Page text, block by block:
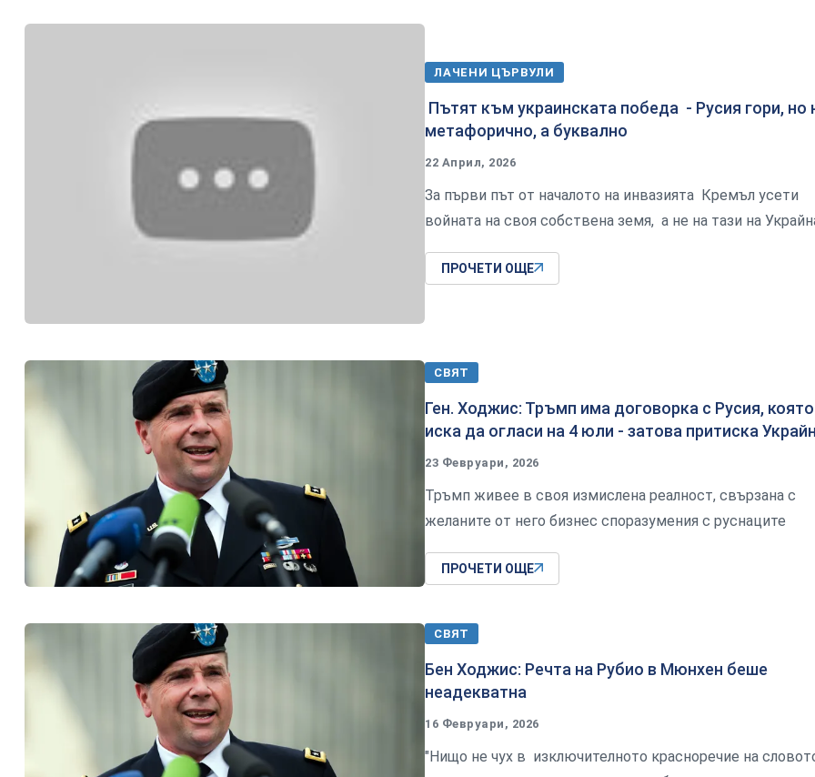
ЛАЧЕНИ ЦЪРВУЛИ
Пътят към украинската победа - Русия гори, но
метафорично, а буквално
22 Април, 2026
За първи път от началото на инвазията Кремъл усети
войната на своя собствена земя, а не на тази на
ПРОЧЕТИ ОЩЕ
СВЯТ
Ген. Ходжис: Тръмп има договорка с Русия, която
иска да огласи на 4 юли - затова притиска
23 Февруари, 2026
Тръмп живее в своя измислена реалност, свързана с
желаните от него бизнес споразумения с руснаците
ПРОЧЕТИ ОЩЕ
СВЯТ
Бен Ходжис: Речта на Рубио в Мюнхен беше
неадекватна
16 Февруари, 2026
"Нищо не чух в изключителното красноречие на